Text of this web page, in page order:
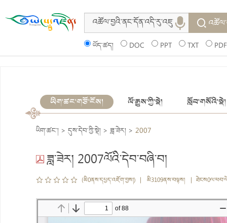
ཡོད་ཚད། DOC PPT TXT PDF
ཡིག་ཚང་གཙོ་ངོས། ལོ་རྒྱུས་ཀྱི་སྡེ། སློབ་གསོའི་སྡེ།
ཡིག་ཚང་། > དུས་དེབ་ཀྱི་སྡེ། > ཟླ་ཟེར། > 2007
ཟླ་ཟེར། 2007ལོའི་དེབ་བཞི་བ།
(མི0ནས་དཔྱད་འཇོག་བྱས།) | མི3109ནས་བལྟས། |